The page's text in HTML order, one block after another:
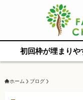
埋まりやすいため、
ホーム ブログ